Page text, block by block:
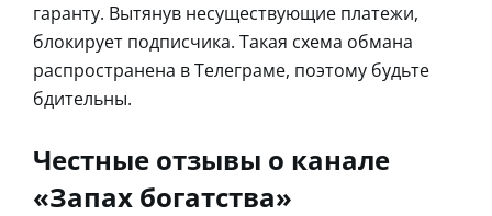
гаранту. Вытянув несуществующие платежи,
блокирует подписчика. Такая схема обмана
распространена в Телеграме, поэтому будьте
бдительны.
Честные отзывы о канале
«Запах богатства»